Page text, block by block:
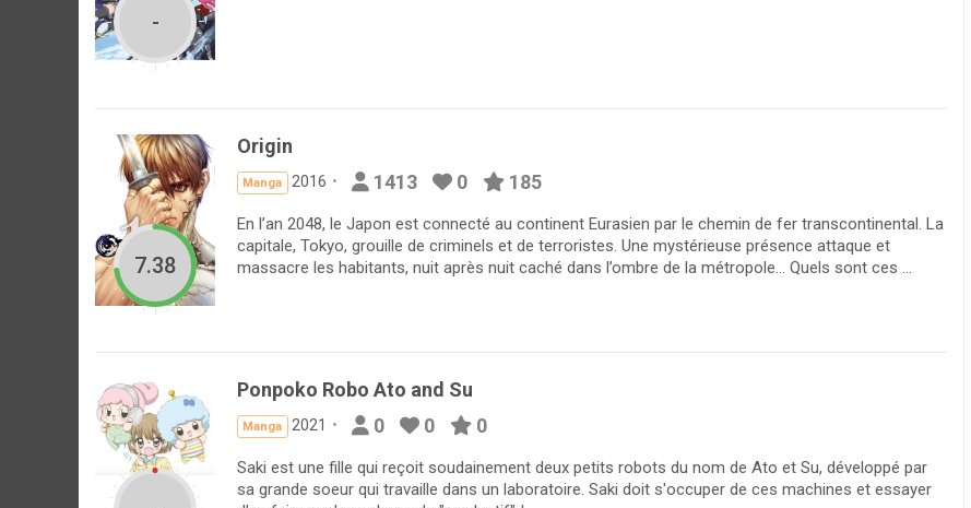
-
7.38
Origin
Manga 2016 1413 0 185
En l’an 2048, le Japon est connecté au continent Eurasien par le chemin de fer transcontinental. La
capitale, Tokyo, grouille de criminels et de terroristes. Une mystérieuse présence attaque et
massacre les habitants, nuit après nuit caché dans l’ombre de la métropole… Quels sont ces ...
Ponpoko Robo Ato and Su
Manga 2021 0 0 0
Saki est une fille qui reçoit soudainement deux petits robots du nom de Ato et Su, développé par
sa grande soeur qui travaille dans un laboratoire. Saki doit s'occuper de ces machines et essayer